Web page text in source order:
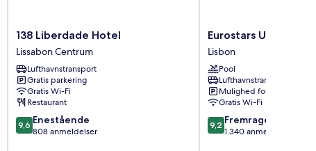
138
Liberdade
Hotel
Lissabon
Centrum
138 Liberdade Hotel
Lissabon Centrum
Lufthavnstransport
Gratis parkering
Gratis Wi-Fi
Restaurant
9.6
ud
9,6 Enestående
808 anmeldelser
Eurostars
Universal
Lisboa
Lisbon
Eurostars Universal
Lisbon
Pool
Lufthavnstransport
Mulighed for parkering
Gratis Wi-Fi
9.2
ud
9,2 Fremragende
1.340 anmeldelser